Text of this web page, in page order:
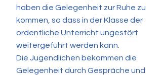
haben die Gelegenheit zur Ruhe zu
kommen, so dass in der Klasse der
ordentliche Unterricht ungestört
weitergeführt werden kann.
Die Jugendlichen bekommen die
Gelegenheit durch Gespräche und